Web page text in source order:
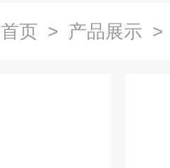
首页 > 产品展示